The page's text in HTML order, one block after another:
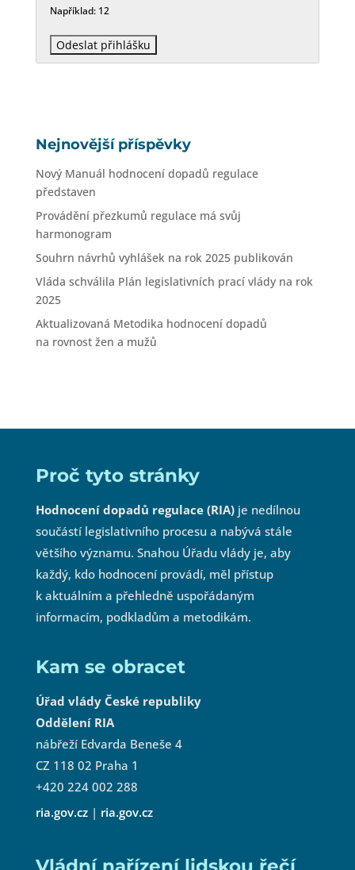
Například: 12
Nejnovější příspěvky
Nový Manuál hodnocení dopadů regulace
představen
Provádění přezkumů regulace má svůj
harmonogram
Souhrn návrhů vyhlášek na rok 2025 publikován
Vláda schválila Plán legislativních prací vlády na rok
2025
Aktualizovaná Metodika hodnocení dopadů
na rovnost žen a mužů
Proč tyto stránky
Hodnocení dopadů regulace (RIA)je nedílnou
součástí legislativního procesu a nabývá stále
většího významu. Snahou Úřadu vlády je, aby
každý, kdo hodnocení provádí, měl přístup
k aktuálním a přehledně uspořádaným
informacím, podkladům a metodikám.
Kam se obracet
Úřad vlády České republiky
Oddělení RIA
nábřeží Edvarda Beneše 4
CZ 118 02 Praha 1
+420 224 002 288
ria.gov.cz| ria.gov.cz